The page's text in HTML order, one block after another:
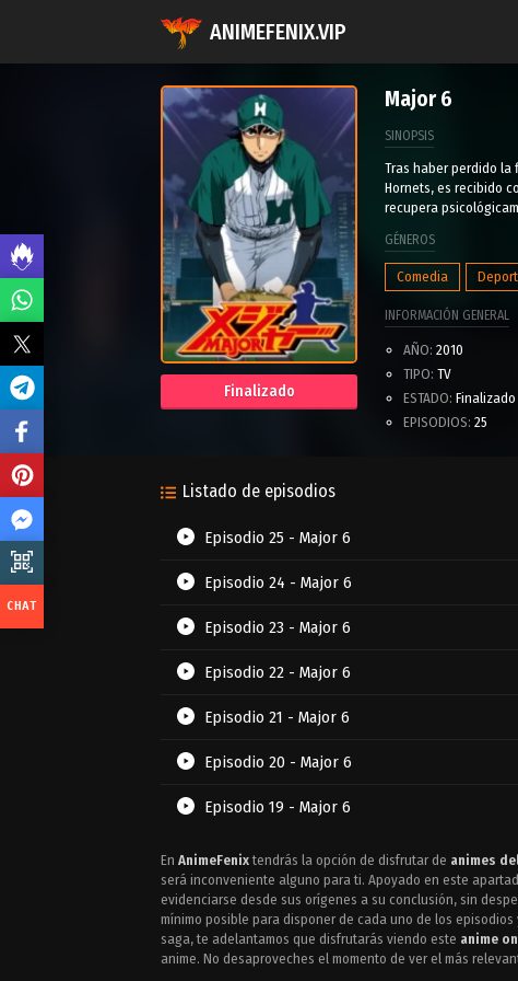
ANIMEFENIX.VIP
Finalizado
Major 6
SINOPSIS
Tras haber perdido la
Hornets, es recibido
recupera
GÉNEROS
Comedia
INFORMACIÓN GENERAL
AÑO: 2010
TIPO: TV
ESTADO: Finalizado
EPISODIOS: 25
Listado de episodios
Episodio 25 - Major 6
Episodio 24 - Major 6
Episodio 23 - Major 6
Episodio 22 - Major 6
Episodio 21 - Major 6
Episodio 20 - Major 6
Episodio 19 - Major 6
Episodio 18 - Major 6
Episodio 17 - Major 6
Episodio 16 - Major 6
En AnimeFenix tendrás la opción de disfrutar de animes
será inconveniente alguno para ti. Apoyado en este
evidenciarse desde sus orígenes a su conclusión, sin
mínimo posible para disponer de cada uno de los
saga, te adelantamos que disfrutarás viendo este anime
anime. No desaproveches el momento de ver el más